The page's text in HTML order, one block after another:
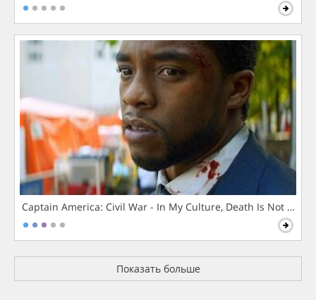
Captain America: Civil War - In My Culture, Death Is Not The
Показать больше